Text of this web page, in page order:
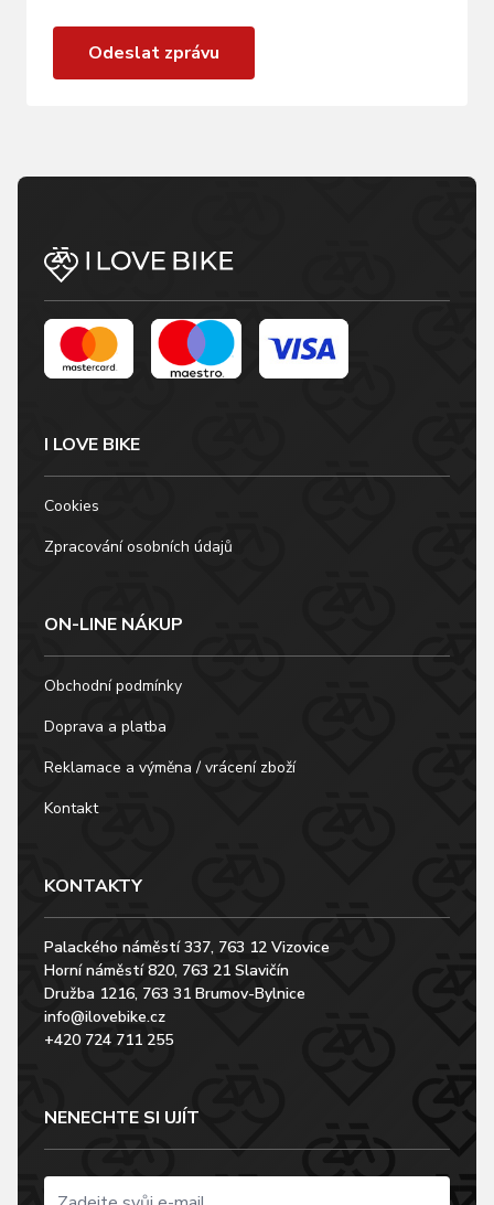
Odeslat zprávu
I LOVE BIKE
Cookies
Zpracování osobních údajů
ON-LINE NÁKUP
Obchodní podmínky
Doprava a platba
Reklamace a výměna / vrácení zboží
Kontakt
KONTAKTY
Palackého náměstí 337, 763 12 Vizovice
Horní náměstí 820, 763 21 Slavičín
Družba 1216, 763 31 Brumov-Bylnice
info@ilovebike.cz
+420 724 711 255
NENECHTE SI UJÍT